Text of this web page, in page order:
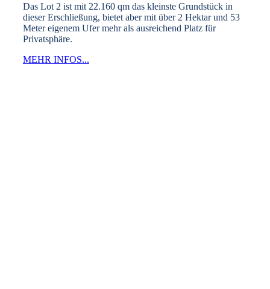
Das Lot 2 ist mit 22.160 qm das kleinste Grundstück in
dieser Erschließung, bietet aber mit über 2 Hektar und 53
Meter eigenem Ufer mehr als ausreichend Platz für
Privatsphäre.
MEHR INFOS...